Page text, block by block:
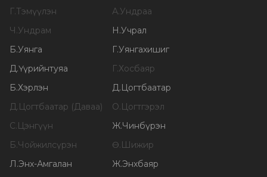
Г.Тэмүүлэн А.Ундраа
Ч.Ундрам Н.Учрал
Б.Уянга Г.Уянгахишиг
Д.Үүрийнтуяа Г.Хосбаяр
Б.Хэрлэн Д.Цогтбаатар
Д.Цогтбаатар (Даваа) О.Цогтгэрэл
С.Цэнгүүн Ж.Чинбүрэн
Б.Чойжилсүрэн Ө.Шижир
Л.Энх-Амгалан Ж.Энхбаяр